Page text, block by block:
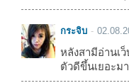
กระจิบ
หลังสามีอ่านเ
ตัวดีขึ้นเยอะม